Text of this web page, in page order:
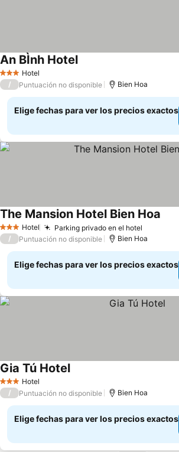
3 Estrellas
Hotel
An BÌnh HotelVer precios
/ Puntuación no disponible Bien Hoa
Elige fechas para ver los precios exactos
3 Estrellas
Hotel Parking privado en el hotel
The Mansion Hotel Bien Hoa
/ Puntuación no disponible Bien Hoa
Elige fechas para ver los precios exactos
3 Estrellas
Hotel
Gia Tú HotelVer precios
/ Puntuación no disponible Bien Hoa
Elige fechas para ver los precios exactos